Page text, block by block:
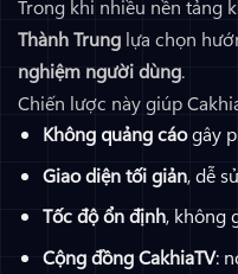
Trong khi nhiều nền tảng
Thành Trung lựa chọn
nghiệm người dùng.
Chiến lược này giúp
Không quảng cáogây
Giao diện tối giản, dễ
Tốc độ ổn định, không
Cộng đồng CakhiaTV: